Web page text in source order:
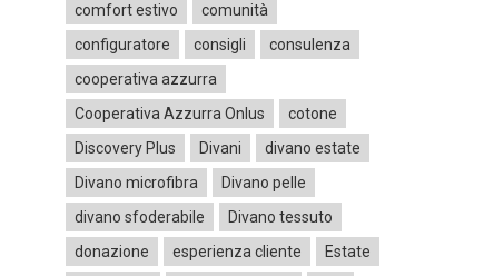
comfort estivo
comunità
configuratore
consigli
consulenza
cooperativa azzurra
Cooperativa Azzurra Onlus
cotone
Discovery Plus
Divani
divano estate
Divano microfibra
Divano pelle
divano sfoderabile
Divano tessuto
donazione
esperienza cliente
Estate